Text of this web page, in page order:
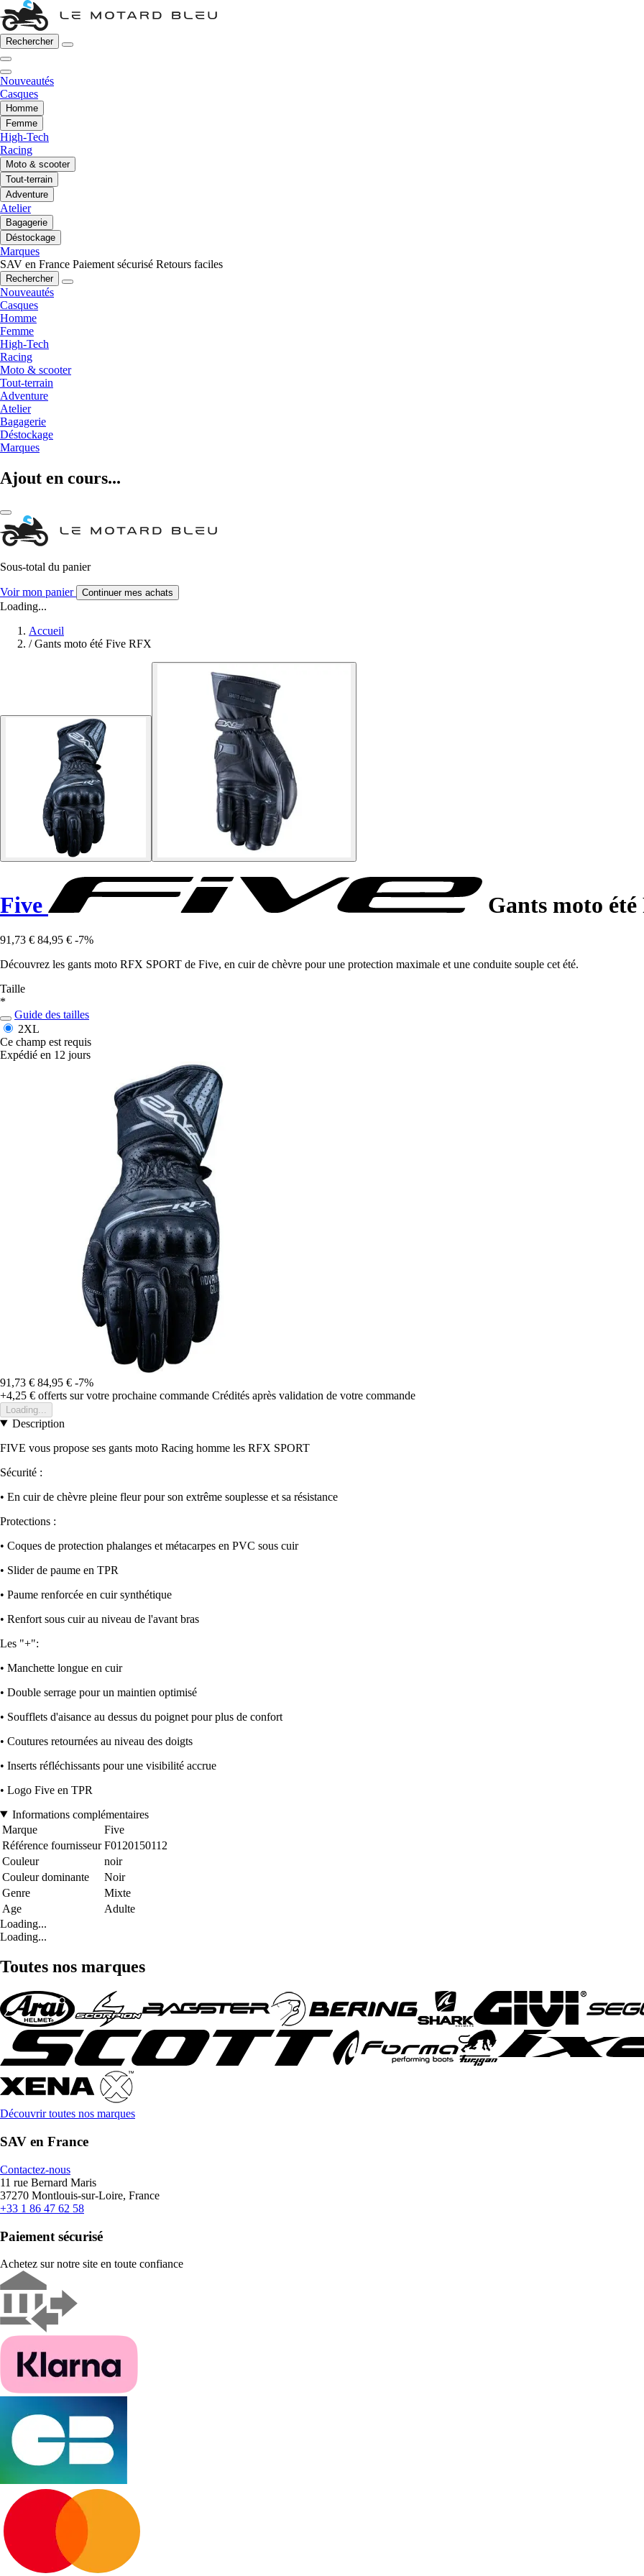
Rechercher
Nouveautés
Casques
Homme
Femme
High-Tech
Racing
Moto & scooter
Tout-terrain
Adventure
Atelier
Bagagerie
Déstockage
Marques
SAV en France Paiement sécurisé Retours faciles
Rechercher
Nouveautés
Casques
Homme
Femme
High-Tech
Racing
Moto & scooter
Tout-terrain
Adventure
Atelier
Bagagerie
Déstockage
Marques
Ajout en cours...
Sous-total du panier
Voir mon panier Continuer mes achats
Loading...
Accueil
/ Gants moto été Five RFX
Five Gants moto
91,73 € 84,95 € -7%
Découvrez les gants moto RFX SPORT de Five, en cuir de chèvre pour une protection maximale et une conduite souple cet été.
Taille
*
Guide des tailles
2XL
Ce champ est requis
Expédié en 12 jours
91,73 € 84,95 € -7%
+4,25 € offerts sur votre prochaine commande Crédités après validation de votre commande
Loading...
Description
FIVE vous propose ses gants moto Racing homme les RFX SPORT
Sécurité :
• En cuir de chèvre pleine fleur pour son extrême souplesse et sa résistance
Protections :
• Coques de protection phalanges et métacarpes en PVC sous cuir
• Slider de paume en TPR
• Paume renforcée en cuir synthétique
• Renfort sous cuir au niveau de l'avant bras
Les "+":
• Manchette longue en cuir
• Double serrage pour un maintien optimisé
• Soufflets d'aisance au dessus du poignet pour plus de confort
• Coutures retournées au niveau des doigts
• Inserts réfléchissants pour une visibilité accrue
• Logo Five en TPR
Informations complémentaires
Marque
Five
Référence fournisseur F0120150112
Couleur
noir
Couleur dominante
Noir
Genre
Mixte
Age
Adulte
Loading...
Loading...
Toutes nos marques
Découvrir toutes nos marques
SAV en France
Contactez-nous
11 rue Bernard Maris
37270 Montlouis-sur-Loire, France
+33 1 86 47 62 58
Paiement sécurisé
Achetez sur notre site en toute confiance